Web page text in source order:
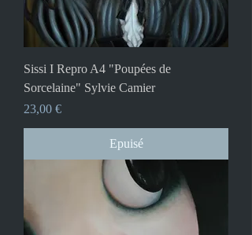
Sissi I Repro A4 "Poupées de
Sorcelaine" Sylvie Camier
Prix
23,00 €
Epuisé